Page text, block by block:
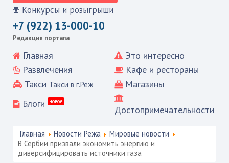
Конкурсы и розыгрыши
+7 (922) 13-000-10
Редакция портала
Главная
Это интересно
Развлечения
Кафе и рестораны
Такси Такси в г.Реж
Магазины
Блоги
новое
Достопримечательности
Главная Новости Режа
Мировые новости
В Сербии призвали экономить энергию и
диверсифицировать источники газа